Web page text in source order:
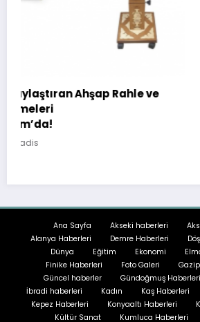
ve
Sapanca’da Doğa ile
Ana Sayfa Akseki haberleri
Alanya Haberleri
Demre Haberleri
Dünya
Eğitim Ekonomi
Finike Haberleri
Foto Galeri
Güncel haberler
Gündoğmuş Haberleri
İbradi haberleri
Kadın Kaş Haberleri
Kepez Haberleri
Konyaaltı Haberleri